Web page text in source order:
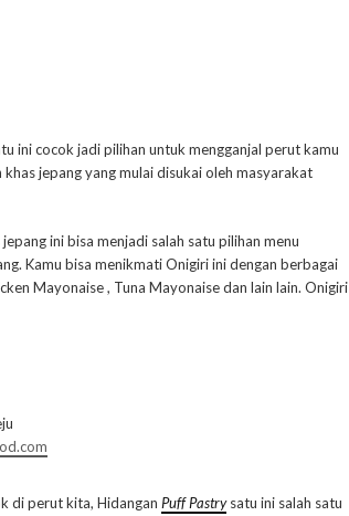
ini cocok jadi pilihan untuk mengganjal perut kamu
jepang yang mulai disukai oleh masyarakat
ini bisa menjadi salah satu pilihan menu
Kamu bisa menikmati Onigiri ini dengan berbagai
Mayonaise , Tuna Mayonaise dan lain lain. Onigiri
di perut kita, Hidangan Puff Pastry satu ini salah satu